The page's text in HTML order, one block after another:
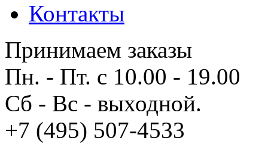
Контакты
Принимаем заказы
Пн. - Пт. с 10.00 - 19.00
Сб - Вс - выходной.
+7 (495) 507-4533